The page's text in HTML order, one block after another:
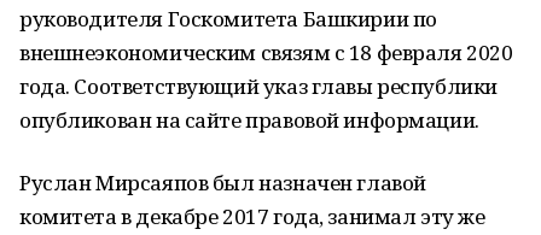
руководителя Госкомитета Башкирии по
внешнеэкономическим связям с 18 февраля 2020
года. Соответствующий указ главы республики
опубликован на сайте правовой информации.
Руслан Мирсаяпов был назначен главой
комитета в декабре 2017 года, занимал эту же